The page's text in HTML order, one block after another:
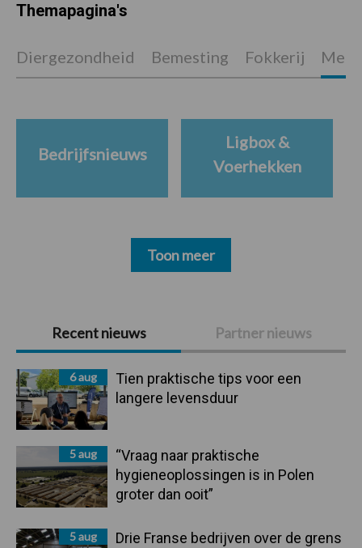
Primaire
Sidebar
Recent nieuws Partner nieuws
6 aug
Tien praktische tips voor een
langere levensduur
5 aug
“Vraag naar praktische
hygieneoplossingen is in Polen
groter dan ooit”
5 aug
Drie Franse bedrijven over de grens
Themapagina's
Diergezondheid Bemesting Fokkerij
Bedrijfsnieuws
Ligbox &
Voerhekken
Toon meer